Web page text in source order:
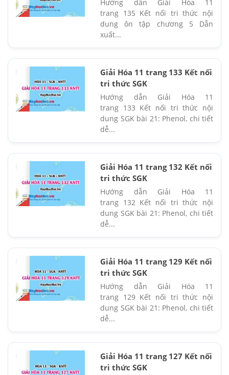
Hướng dẫn Giải Hóa 11
trang 135 Kết nối tri thức nội
dung ôn tập chương 5 Dẫn
xuất...
Giải Hóa 11 trang 133 Kết nối
tri thức SGK
Hướng dẫn Giải Hóa 11
trang 133 Kết nối tri thức nội
dung SGK bài 21: Phenol, chi tiết
dễ...
Giải Hóa 11 trang 132 Kết nối
tri thức SGK
Hướng dẫn Giải Hóa 11
trang 132 Kết nối tri thức nội
dung SGK bài 21: Phenol, chi tiết
dễ...
Giải Hóa 11 trang 129 Kết nối
tri thức SGK
Hướng dẫn Giải Hóa 11
trang 129 Kết nối tri thức nội
dung SGK bài 21: Phenol, chi tiết
dễ...
Giải Hóa 11 trang 127 Kết nối
tri thức SGK